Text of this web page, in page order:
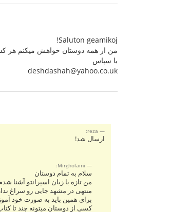
Saluton geamikoj!
من از همه دوستان خواهش ميكنم هر
با سپاس
deshdashah@yahoo.co.uk
reza:
ارسال شد!
Mirgholami:
سلام به تمام دوستان
من تازه با زبان اسپرانتو آشنا
منتهی در مشهد جایی رو سراغ
برای همین باید به صورت خود آموز
کسی از دوستان میتونه چند تا